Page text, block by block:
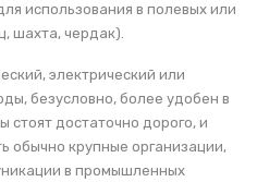
использования в полевых или
шахта, чердак).
электрический или
безусловно, более удобен в
стоят достаточно дорого, и
обычно крупные организации,
в промышленных